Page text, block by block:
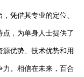
凭借其专业的定位、
，为单身人士提供了
优势、技术优势和用
力。相信在未来，百合